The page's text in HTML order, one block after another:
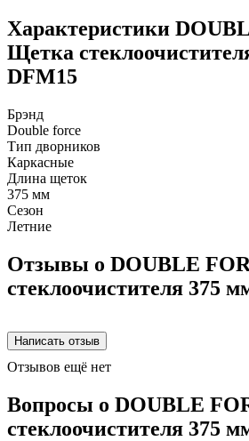
Характеристики
Щетка
DFM15
Брэнд
Double force
Тип дворников
Каркасные
Длина щеток
375 мм
Сезон
Летние
Отзывы о DOUBLE
стеклоочистителя 375
Отзывов ещё нет
Вопросы о DOUBLE
стеклоочистителя 375